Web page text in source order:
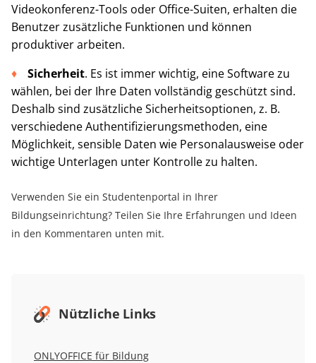
Videokonferenz-Tools oder Office-Suiten, erhalten die
Benutzer zusätzliche Funktionen und können
produktiver arbeiten.
Sicherheit. Es ist immer wichtig, eine Software zu
wählen, bei der Ihre Daten vollständig geschützt sind.
Deshalb sind zusätzliche Sicherheitsoptionen, z. B.
verschiedene Authentifizierungsmethoden, eine
Möglichkeit, sensible Daten wie Personalausweise oder
wichtige Unterlagen unter Kontrolle zu halten.
Verwenden Sie ein Studentenportal in Ihrer
Bildungseinrichtung? Teilen Sie Ihre Erfahrungen und Ideen
in den Kommentaren unten mit.
Nützliche Links
ONLYOFFICE für Bildung